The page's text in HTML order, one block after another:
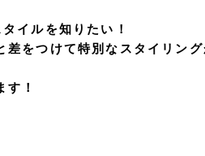
イルを知りたい！
をつけて特別なスタイリング
！